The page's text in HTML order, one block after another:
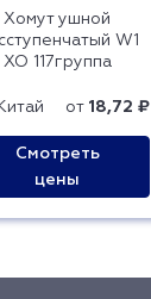
Хомут ушной
W1
ХО 117группа
Китай от 18,72 ₽
Смотреть
цены